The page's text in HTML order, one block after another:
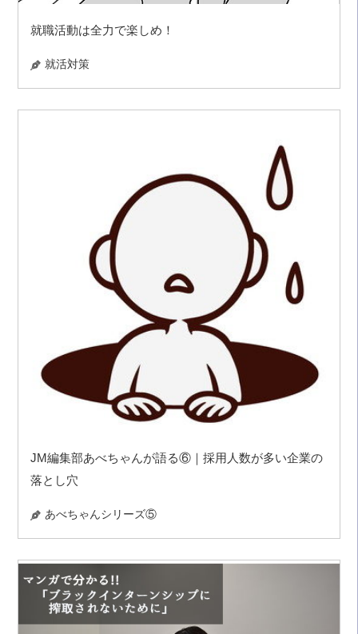
就職活動は全力で楽しめ！
就活対策
JM編集部あべちゃんが語る⑥｜採用人数が多い企業の
落とし穴
あべちゃんシリーズ⑤